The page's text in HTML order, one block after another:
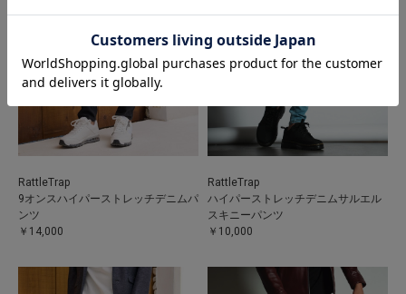
RattleTrap
9オンスハイパーストレッチデニムパ
ンツ
￥14,000
RattleTrap
ハイパーストレッチデニムサルエル
スキニーパンツ
￥10,000